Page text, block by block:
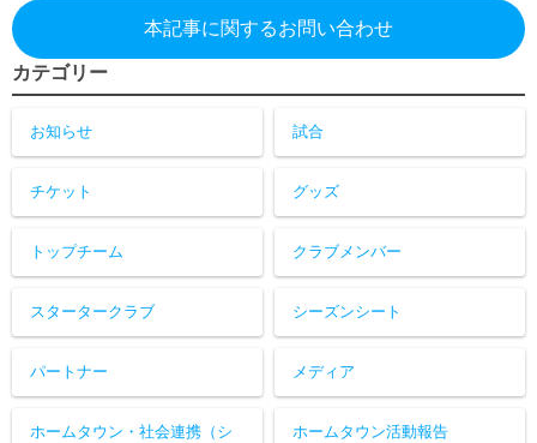
本記事に関するお問い合わせ
カテゴリー
お知らせ 試合
チケット グッズ
トップチーム クラブメンバー
スタータークラブ シーズンシート
パートナー メディア
ホームタウン・社会連携（シ ホームタウン活動報告